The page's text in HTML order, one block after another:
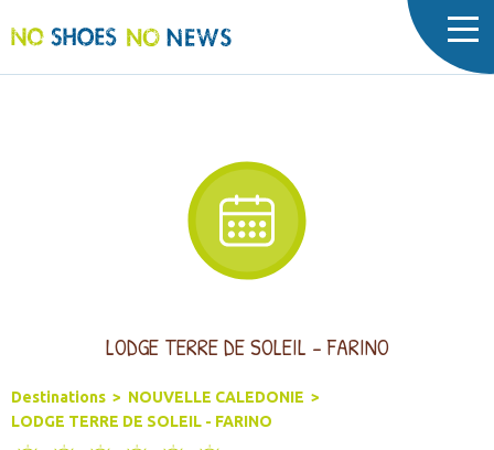
LODGE TERRE DE SOLEIL - FARINO
Destinations > NOUVELLE CALEDONIE >
LODGE TERRE DE SOLEIL - FARINO